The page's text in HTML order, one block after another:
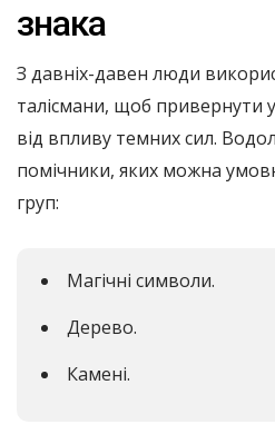
знака
З давніх-давен люди
талісмани, щоб привернути
від впливу темних сил.
помічники, яких можна
груп:
Магічні символи.
Дерево.
Камені.